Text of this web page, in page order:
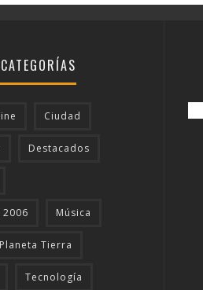
Ciudad
Destacados
2006 Música
Planeta Tierra
Tecnologí­a